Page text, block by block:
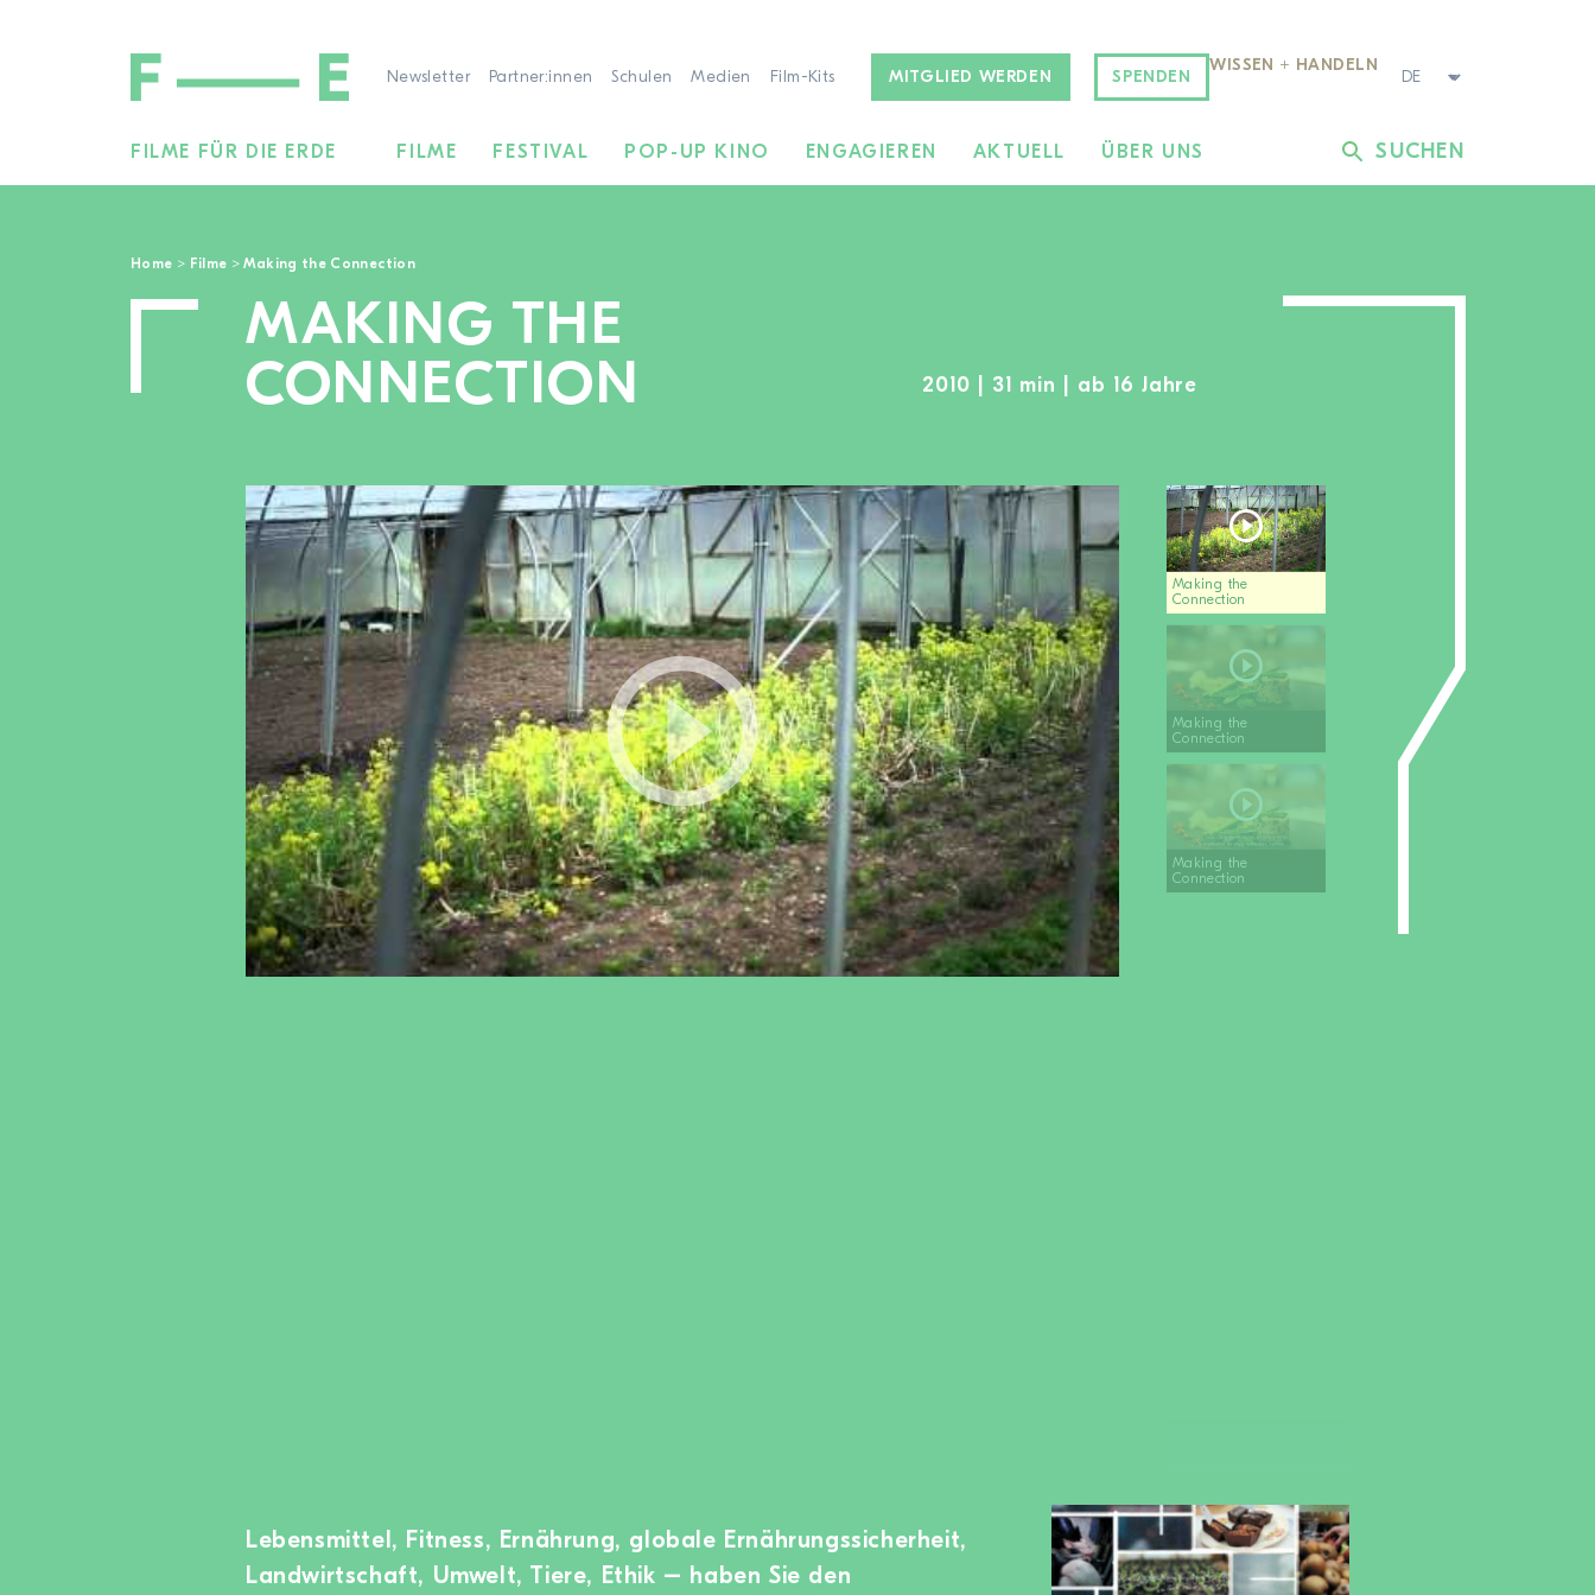
Newsletter Partner:innen Schulen Medien Film-Kits MITGLIED WERDEN SPENDEN
WISSEN + HANDELN
FILME FÜR DIE ERDE FILME FESTIVAL POP-UP KINO ENGAGIEREN AKTUELL ÜBER UNS SUCHEN
Home > Filme >Making the Connection
MAKING THE
CONNECTION
Making the
Connection
Making the
Connection
Making the
Connection
2010 | 31 min | ab 16 Jahre
Lebensmittel, Fitness, Ernährung, globale Ernährungssicherheit,
Landwirtschaft, Umwelt, Tiere, Ethik – haben Sie den